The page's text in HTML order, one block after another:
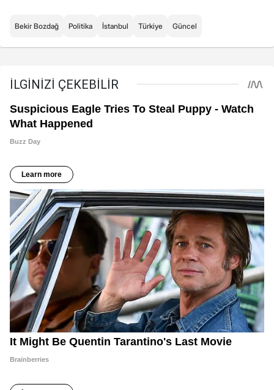
Bekir Bozdağ Politika İstanbul Türkiye Güncel